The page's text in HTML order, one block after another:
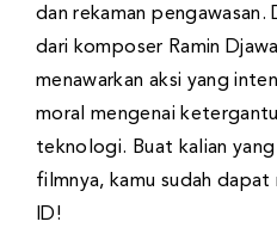
dan rekaman pengawasan.
dari komposer Ramin
menawarkan aksi yang
moral mengenai
teknologi. Buat kalian yang
filmnya, kamu sudah
ID!